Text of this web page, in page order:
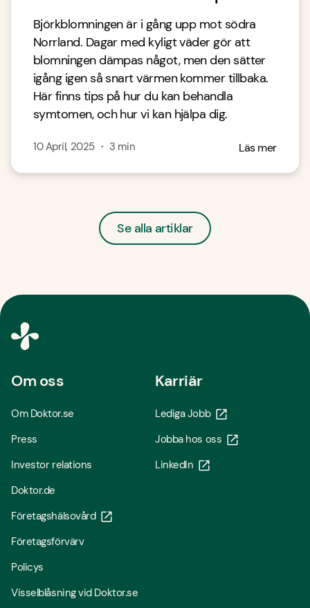
Björkblomningen är i gång upp mot södra
Norrland. Dagar med kyligt väder gör att
blomningen dämpas något, men den sätter
igång igen så snart värmen kommer tillbaka.
Här finns tips på hur du kan behandla
symtomen, och hur vi kan hjälpa dig.
10 April, 2025・ 3 min Läs mer
Se alla artiklar
Om oss
Om Doktor.se
Press
Investor relations
Doktor.de
Företagshälsovård
Företagsförvärv
Policys
Visselblåsning vid Doktor.se
Karriär
Lediga Jobb
Jobba hos oss
LinkedIn